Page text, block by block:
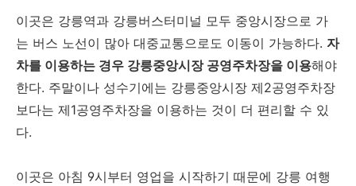
이곳은 강릉역과 강릉버스터미널 모두 중앙시장으로 가
는 버스 노선이 많아 대중교통으로도 이동이 가능하다. 자
차를 이용하는 경우 강릉중앙시장 공영주차장을 이용해야
한다. 주말이나 성수기에는 강릉중앙시장 제2공영주차장
보다는 제1공영주차장을 이용하는 것이 더 편리할 수 있
다.
이곳은 아침 9시부터 영업을 시작하기 때문에 강릉 여행